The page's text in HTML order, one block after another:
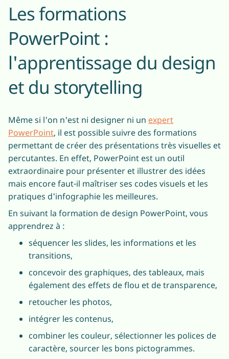
Les formations
PowerPoint :
l'apprentissage du design
et du storytelling
Même si l'on n'est ni designer ni un expert
PowerPoint, il est possible suivre des formations
permettant de créer des présentations très visuelles et
percutantes. En effet, PowerPoint est un outil
extraordinaire pour présenter et illustrer des idées
mais encore faut-il maîtriser ses codes visuels et les
pratiques d'infographie les meilleures.
En suivant la formation de design PowerPoint, vous
apprendrez à :
séquencer les slides, les informations et les
transitions,
concevoir des graphiques, des tableaux, mais
également des effets de flou et de transparence,
retoucher les photos,
intégrer les contenus,
combiner les couleur, sélectionner les polices de
caractère, sourcer les bons pictogrammes.